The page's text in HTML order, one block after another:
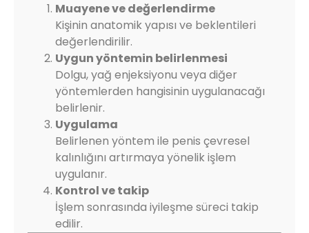
Muayene ve değerlendirme
Kişinin anatomik yapısı ve beklentileri
değerlendirilir.
Uygun yöntemin belirlenmesi
Dolgu, yağ enjeksiyonu veya diğer
yöntemlerden hangisinin uygulanacağı
belirlenir.
Uygulama
Belirlenen yöntem ile penis çevresel
kalınlığını artırmaya yönelik işlem
uygulanır.
Kontrol ve takip
İşlem sonrasında iyileşme süreci takip
edilir.